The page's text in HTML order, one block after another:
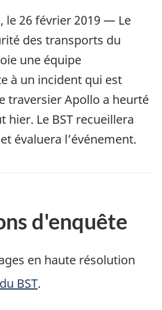
le 26 février 2019 — Le
des transports du
une équipe
à un incident qui est
traversier Apollo a heurté
hier. Le BST recueillera
évaluera l’événement.
d'enquête
en haute résolution
BST.